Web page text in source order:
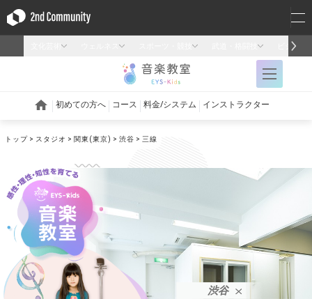
トップ スタジオ 関東(東京) 渋谷 三線
渋谷